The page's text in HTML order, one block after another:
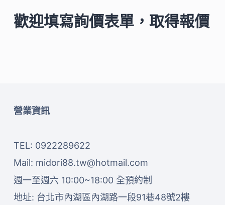
歡迎填寫詢價表單，取得報價
營業資訊
TEL: 0922289622
Mail: midori88.tw@hotmail.com
週一至週六 10:00~18:00 全預約制
地址: 台北市內湖區內湖路一段91巷48號2樓